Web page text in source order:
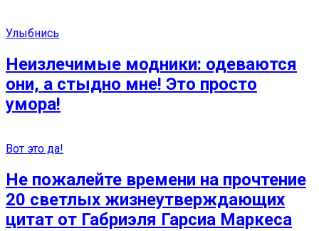
Улыбнись
Неизлечимые модники: одеваются
они, а стыдно мне! Это просто
умора!
Вот это да!
Не пожалейте времени на прочтение
20 светлых жизнеутверждающих
цитат от Габриэля Гарсиа Маркеса